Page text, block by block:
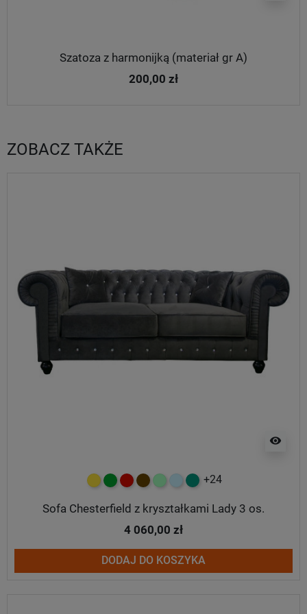
Szatoza z harmonijką (materiał gr A)
200,00 zł
ZOBACZ TAKŻE
visibility
żółtyzielonyczerwony
czekoladowy
miętowybłękitny
turkusowy
+24
Sofa Chesterfield z kryształkami Lady 3 os.
4 060,00 zł
DODAJ DO KOSZYKA